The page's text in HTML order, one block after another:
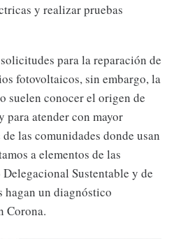
y realizar pruebas
para la reparación de
fotovoltaicos, sin embargo, la
suelen conocer el origen de
para atender con mayor
las comunidades donde usan
a elementos de las
Sustentable y de
hagan un diagnóstico
Corona.